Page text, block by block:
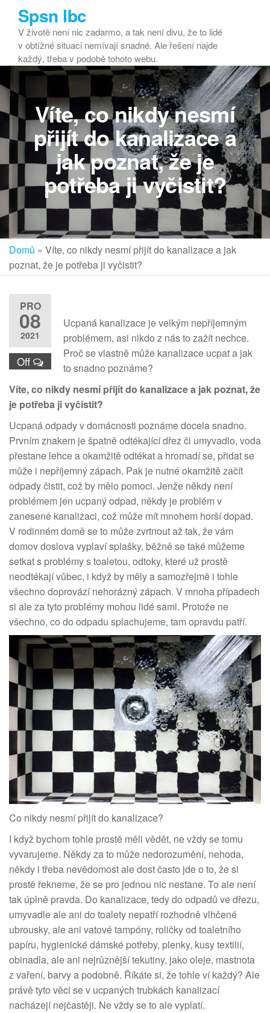
Přeskočit
obsah
Spsn lbc
V životě není nic zadarmo, a tak není divu, že to lidé
v obtížné situaci nemívají snadné. Ale řešení najde
každý, třeba v podobě tohoto webu.
Víte, co nikdy nesmí
přijít do kanalizace a
jak poznat, že je
potřeba ji vyčistit?
Domů » Víte, co nikdy nesmí přijít do kanalizace a jak
poznat, že je potřeba ji vyčistit?
PRO
08
2021
Off
Ucpaná kanalizace je velkým nepříjemným
problémem, asi nikdo z nás to zažít nechce.
Proč se vlastně může kanalizace ucpat a jak
to snadno poznáme?
Víte, co nikdy nesmí přijít do kanalizace a jak poznat, že
je potřeba ji vyčistit?
Ucpaná odpady v domácnosti poznáme docela snadno.
Prvním znakem je špatně odtékající dřez či umyvadlo, voda
přestane lehce a okamžitě odtékat a hromadí se, přidat se
může i nepříjemný zápach. Pak je nutné okamžitě začít
odpady čistit, což by mělo pomoci. Jenže někdy není
problémem jen ucpaný odpad, někdy je problém v
zanesené kanalizaci, což může mít mnohem horší dopad.
V rodinném domě se to může zvrtnout až tak, že vám
domov doslova vyplaví splašky, běžně se také můžeme
setkat s problémy s toaletou, odtoky, které už prostě
neodtékají vůbec, i když by měly a samozřejmě i tohle
všechno doprovází nehorázný zápach. V mnoha případech
si ale za tyto problémy mohou lidé sami. Protože ne
všechno, co do odpadu splachujeme, tam opravdu patří.
Co nikdy nesmí přijít do kanalizace?
I když bychom tohle prostě měli vědět, ne vždy se tomu
vyvarujeme. Někdy za to může nedorozumění, nehoda,
někdy i třeba nevědomost ale dost často jde o to, že si
prostě řekneme, že se pro jednou nic nestane. To ale není
tak úplně pravda. Do kanalizace, tedy do odpadů ve dřezu,
umyvadle ale ani do toalety nepatří rozhodně vlhčené
ubrousky, ale ani vatové tampóny, roličky od toaletního
papíru, hygienické dámské potřeby, plenky, kusy textilií,
obinadla, ale ani nejrůznější tekutiny, jako oleje, mastnota
z vaření, barvy a podobně. Říkáte si, že tohle ví každý? Ale
právě tyto věci se v ucpaných trubkách kanalizací
nacházejí nejčastěji. Ne vždy se to ale vyplatí.